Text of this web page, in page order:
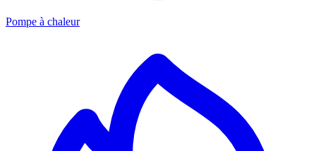
Pompe à chaleur